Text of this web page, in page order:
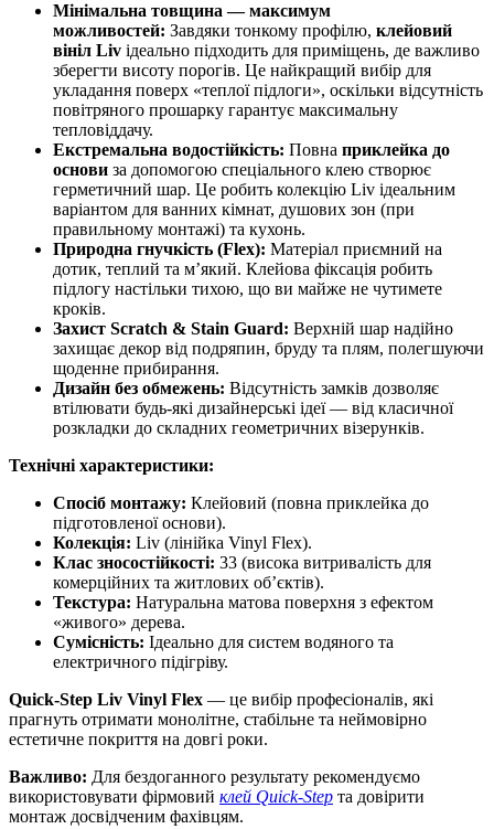
Мінімальна товщина — максимум
можливостей: Завдяки тонкому профілю, клейовий
вініл Liv ідеально підходить для приміщень, де важливо
зберегти висоту порогів. Це найкращий вибір для
укладання поверх «теплої підлоги», оскільки відсутність
повітряного прошарку гарантує максимальну
тепловіддачу.
Екстремальна водостійкість: Повна приклейка до
основи за допомогою спеціального клею створює
герметичний шар. Це робить колекцію Liv ідеальним
варіантом для ванних кімнат, душових зон (при
правильному монтажі) та кухонь.
Природна гнучкість (Flex): Матеріал приємний на
дотик, теплий та м’який. Клейова фіксація робить
підлогу настільки тихою, що ви майже не чутимете
кроків.
Захист Scratch & Stain Guard: Верхній шар надійно
захищає декор від подряпин, бруду та плям, полегшуючи
щоденне прибирання.
Дизайн без обмежень: Відсутність замків дозволяє
втілювати будь-які дизайнерські ідеї — від класичної
розкладки до складних геометричних візерунків.
Технічні характеристики:
Спосіб монтажу: Клейовий (повна приклейка до
підготовленої основи).
Колекція: Liv (лінійка Vinyl Flex).
Клас зносостійкості: 33 (висока витривалість для
комерційних та житлових об’єктів).
Текстура: Натуральна матова поверхня з ефектом
«живого» дерева.
Сумісність: Ідеально для систем водяного та
електричного підігріву.
Quick-Step Liv Vinyl Flex — це вибір професіоналів, які
прагнуть отримати монолітне, стабільне та неймовірно
естетичне покриття на довгі роки.
Важливо: Для бездоганного результату рекомендуємо
використовувати фірмовий клей Quick-Step та довірити
монтаж досвідченим фахівцям.